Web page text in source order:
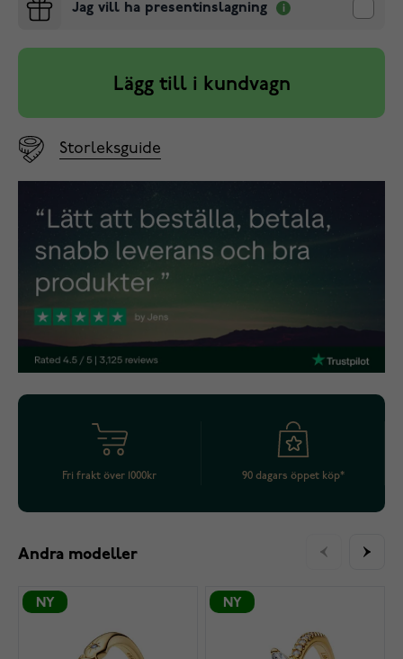
Jag vill ha presentinslagning
Lägg till i kundvagn
Storleksguide
Fri frakt över 1000kr 90 dagars öppet köp*
Andra modeller
NY NY